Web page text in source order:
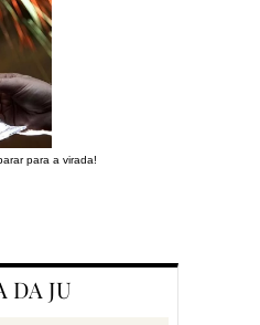
para a virada!
DA JU